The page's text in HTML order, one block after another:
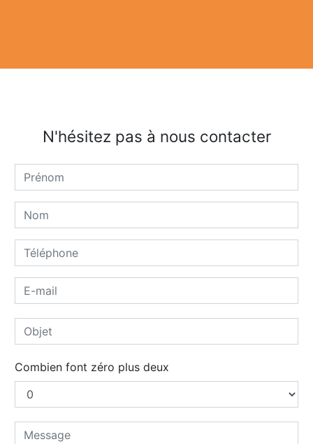
N'hésitez pas à nous contacter
Combien font zéro plus deux